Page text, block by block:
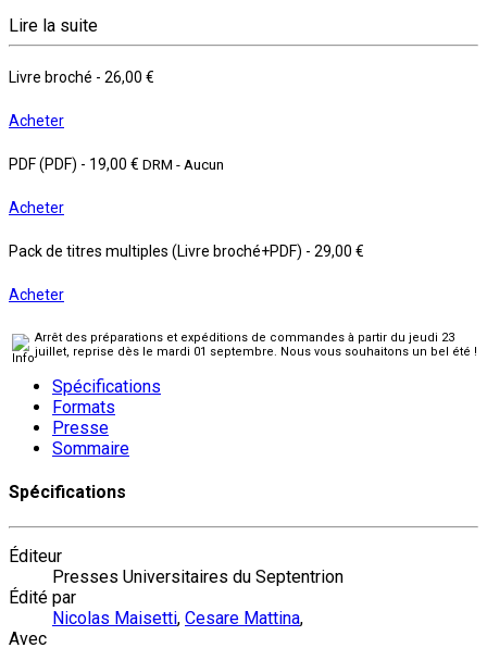
Lire la suite
Livre broché - 26,00 €
Acheter
PDF (PDF) - 19,00 € DRM - Aucun
Acheter
Pack de titres multiples (Livre broché+PDF) - 29,00 €
Acheter
Arrêt des préparations et expéditions de commandes à partir du jeudi 23
juillet, reprise dès le mardi 01 septembre. Nous vous souhaitons un bel été !
Spécifications
Formats
Presse
Sommaire
Spécifications
Éditeur
Presses Universitaires du Septentrion
Édité par
Nicolas Maisetti, Cesare Mattina,
Avec